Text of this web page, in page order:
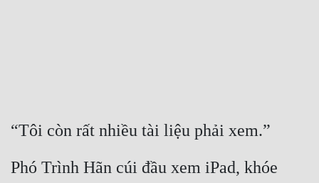
Truyện ngắn
“Tôi còn rất nhiều tài liệu phải xem.”
Phó Trình Hãn cúi đầu xem iPad, khóe